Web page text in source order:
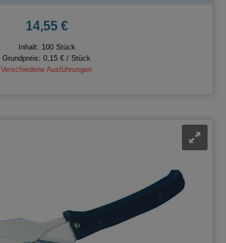
14,55 €
Inhalt: 100 Stück
Grundpreis: 0,15 € / Stück
Verschiedene Ausführungen